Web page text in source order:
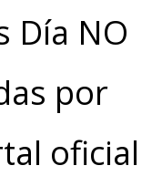
Día NO
por
oficial